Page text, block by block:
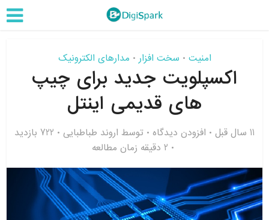
امنیت • سخت افزار • مدارهای الکترونیک
اکسپلویت جدید برای چیپ
های قدیمی اینتل
11 سال قبل افزودن دیدگاه توسط اروند طباطبایی
722 بازدید
2 دقیقه زمان مطالعه